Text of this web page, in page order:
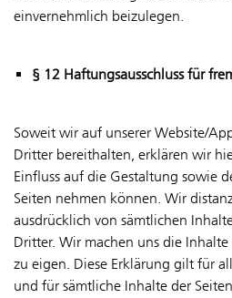
einvernehmlich beizulegen.
§ 12 Haftungsausschluss für
Soweit wir auf unserer Website/
Dritter bereithalten, erklären wir
Einfluss auf die Gestaltung sowie
Seiten nehmen können. Wir
ausdrücklich von sämtlichen
Dritter. Wir machen uns die
zu eigen. Diese Erklärung gilt für
und für sämtliche Inhalte der